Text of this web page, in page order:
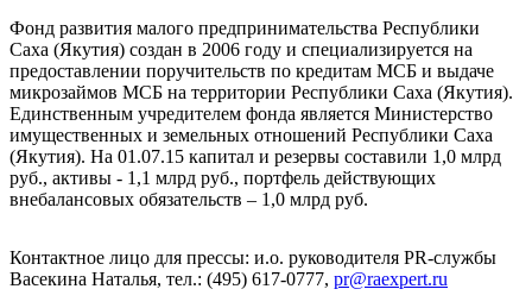
Фонд развития малого предпринимательства Республики
Саха (Якутия) создан в 2006 году и специализируется на
предоставлении поручительств по кредитам МСБ и выдаче
микрозаймов МСБ на территории Республики Саха (Якутия).
Единственным учредителем фонда является Министерство
имущественных и земельных отношений Республики Саха
(Якутия). На 01.07.15 капитал и резервы составили 1,0 млрд
руб., активы - 1,1 млрд руб., портфель действующих
внебалансовых обязательств – 1,0 млрд руб.
Контактное лицо для прессы: и.о. руководителя PR-службы
Васекина Наталья, тел.: (495) 617-0777, pr@raexpert.ru